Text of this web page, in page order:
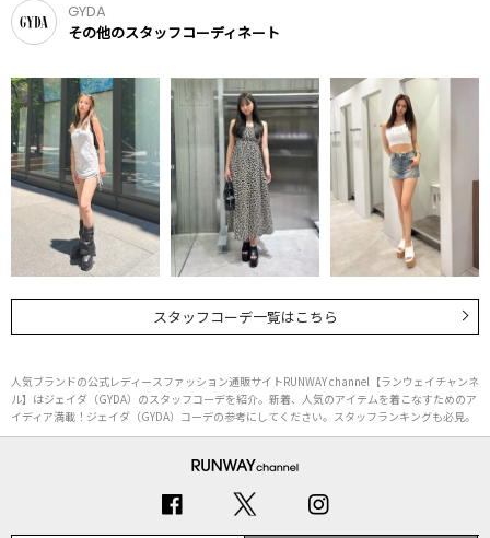
GYDA
その他のスタッフコーディネート
スタッフコーデ一覧はこちら
人気ブランドの公式レディースファッション通販サイトRUNWAY channel【ランウェイチャンネ
ル】はジェイダ（GYDA）のスタッフコーデを紹介。新着、人気のアイテムを着こなすためのア
イディア満載！ジェイダ（GYDA）コーデの参考にしてください。スタッフランキングも必見。